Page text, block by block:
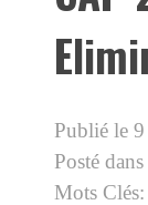
Publié le
Posté
Mots Clés: